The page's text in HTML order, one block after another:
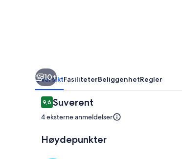
10+
OversiktFasiliteterBeliggenhetRegler
Anmeldelser
9,69,6 av 10 –
Suverent
4 eksterne anmeldelser
Høydepunkter